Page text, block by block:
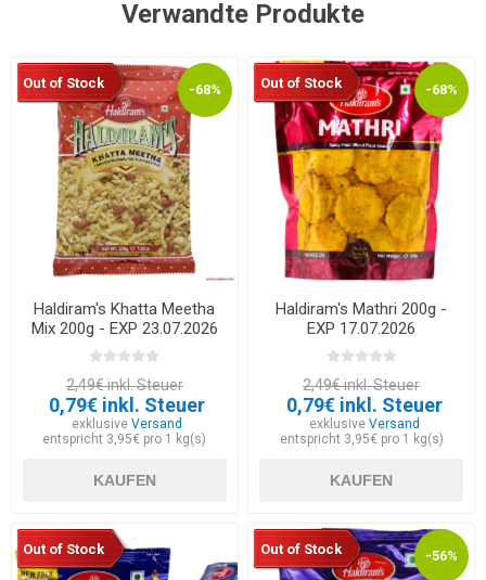
Verwandte Produkte
-68%
Out of Stock
Haldiram's Khatta Meetha
Mix 200g - EXP 23.07.2026
2,49€ inkl. Steuer
0,79€ inkl. Steuer
exklusiveVersand
entspricht 3,95€ pro 1 kg(s)
KAUFEN
-68%
Out of Stock
Haldiram's Mathri 200g -
EXP 17.07.2026
2,49€ inkl. Steuer
0,79€ inkl. Steuer
exklusive Versand
entspricht 3,95€ pro 1 kg(s)
KAUFEN
Out of Stock -56%
Out of Stock